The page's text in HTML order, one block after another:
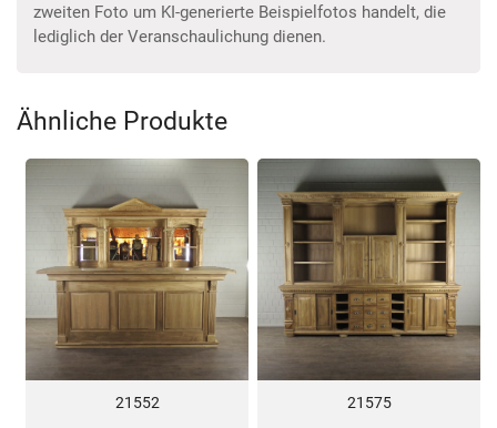
zweiten Foto um KI-generierte Beispielfotos handelt, die
lediglich der Veranschaulichung dienen.
Ähnliche Produkte
21552 21575